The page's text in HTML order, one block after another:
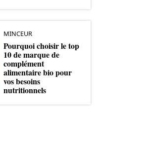
MINCEUR
Pourquoi choisir le top
10 de marque de
complément
alimentaire bio pour
vos besoins
nutritionnels